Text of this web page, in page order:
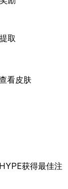
取
看皮肤
获得最佳注